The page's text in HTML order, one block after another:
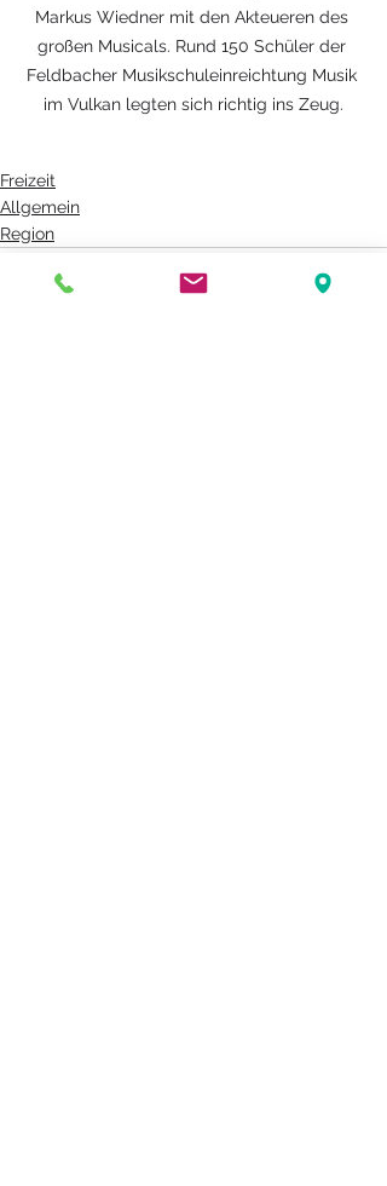
Markus Wiedner mit den Akteueren des
großen Musicals. Rund 150 Schüler der
Feldbacher Musikschuleinreichtung Musik
im Vulkan legten sich richtig ins Zeug.
Freizeit
Allgemein
Region